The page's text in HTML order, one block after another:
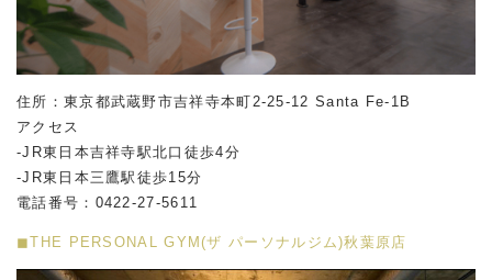
住所：東京都武蔵野市吉祥寺本町2-25-12 Santa Fe-1B
アクセス
-JR東日本吉祥寺駅北口徒歩4分
-JR東日本三鷹駅徒歩15分
電話番号：0422-27-5611
◼︎THE PERSONAL GYM(ザ パーソナルジム)秋葉原店